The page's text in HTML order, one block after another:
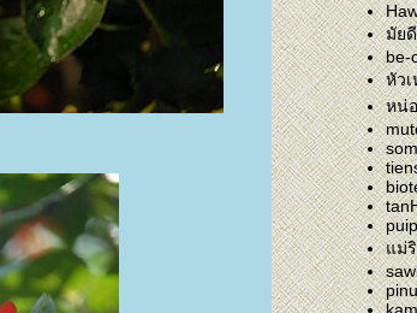
มัย
be-
หัว
หน่
ม่ริ